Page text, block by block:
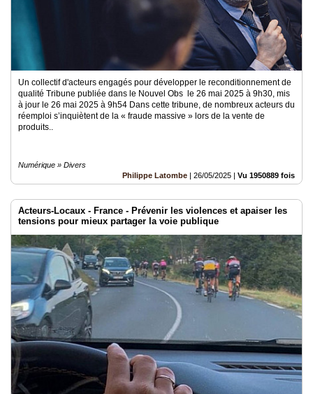
Un collectif d'acteurs engagés pour développer le reconditionnement de
qualité Tribune publiée dans le Nouvel Obs le 26 mai 2025 à 9h30, mis
à jour le 26 mai 2025 à 9h54 Dans cette tribune, de nombreux acteurs du
réemploi s’inquiètent de la « fraude massive » lors de la vente de
produits..
Numérique » Divers
Philippe Latombe | 26/05/2025 | Vu 1950889 fois
Acteurs-Locaux - France - Prévenir les violences et apaiser les
tensions pour mieux partager la voie publique